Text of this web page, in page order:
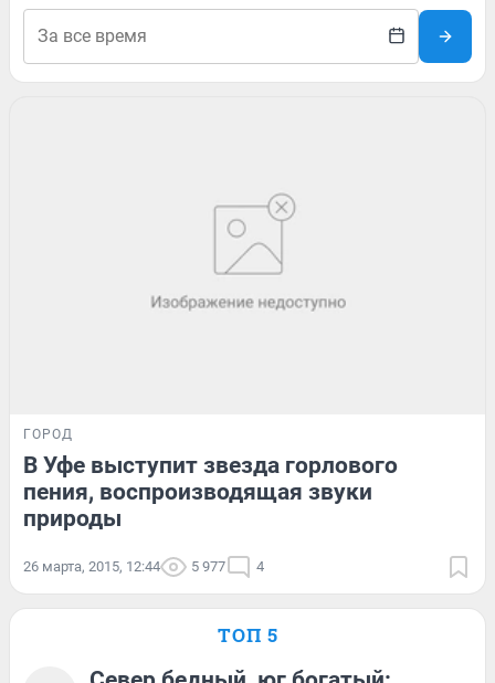
ГОРОД
В Уфе выступит звезда горлового
пения, воспроизводящая звуки
природы
26 марта, 2015, 12:44 5 977 4
ТОП 5